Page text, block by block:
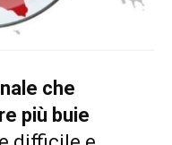
che
più buie